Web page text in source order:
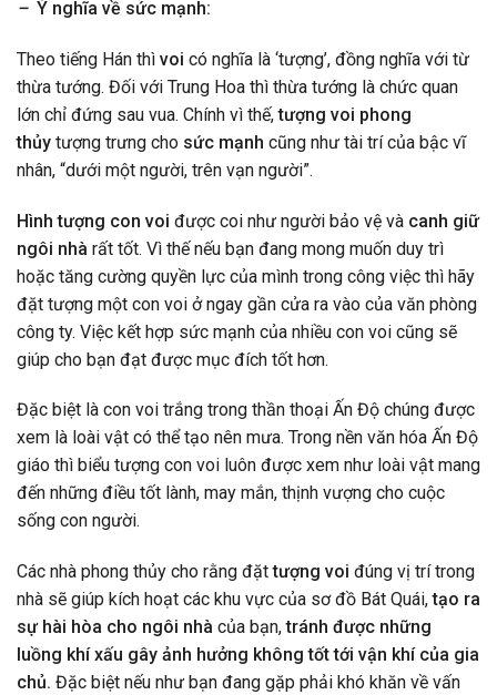
– Ý nghĩa về sức mạnh:
Theo tiếng Hán thì voi có nghĩa là ‘tượng’, đồng nghĩa với từ
thừa tướng. Đối với Trung Hoa thì thừa tướng là chức quan
lớn chỉ đứng sau vua. Chính vì thế,tượng voi phong
thủy tượng trưng cho sức mạnh cũng như tài trí của bậc vĩ
nhân, “dưới một người, trên vạn người”.
Hình tượng con voi được coi như người bảo vệ và canh giữ
ngôi nhà rất tốt. Vì thế nếu bạn đang mong muốn duy trì
hoặc tăng cường quyền lực của mình trong công việc thì hãy
đặt tượng một con voi ở ngay gần cửa ra vào của văn phòng
công ty. Việc kết hợp sức mạnh của nhiều con voi cũng sẽ
giúp cho bạn đạt được mục đích tốt hơn.
Đặc biệt là con voi trắng trong thần thoại Ấn Độ chúng được
xem là loài vật có thể tạo nên mưa. Trong nền văn hóa Ấn Độ
giáo thì biểu tượng con voi luôn được xem như loài vật mang
đến những điều tốt lành, may mắn, thịnh vượng cho cuộc
sống con người.
Các nhà phong thủy cho rằng đặttượng voi đúng vị trí trong
nhà sẽ giúp kích hoạt các khu vực của sơ đồ Bát Quái,tạo ra
sự hài hòa cho ngôi nhà của bạn,tránh được những
luồng khí xấu gây ảnh hưởng không tốt tới vận khí của gia
chủ. Đặc biệt nếu như bạn đang gặp phải khó khăn về vấn